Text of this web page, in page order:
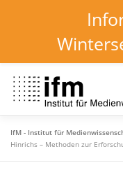
content
HOME NEWS
IfM - Institut für
Hinrichs – Methoden zur